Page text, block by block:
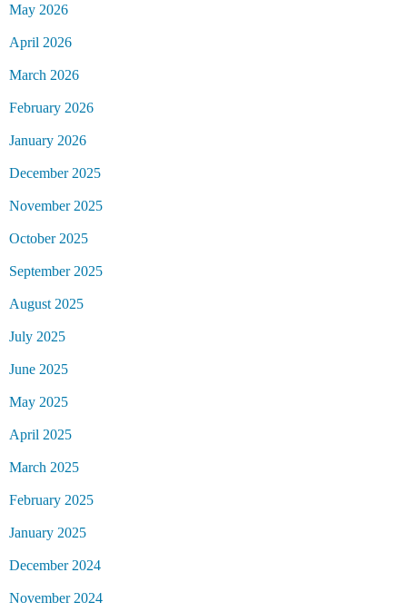
May 2026
April 2026
March 2026
February 2026
January 2026
December 2025
November 2025
October 2025
September 2025
August 2025
July 2025
June 2025
May 2025
April 2025
March 2025
February 2025
January 2025
December 2024
November 2024